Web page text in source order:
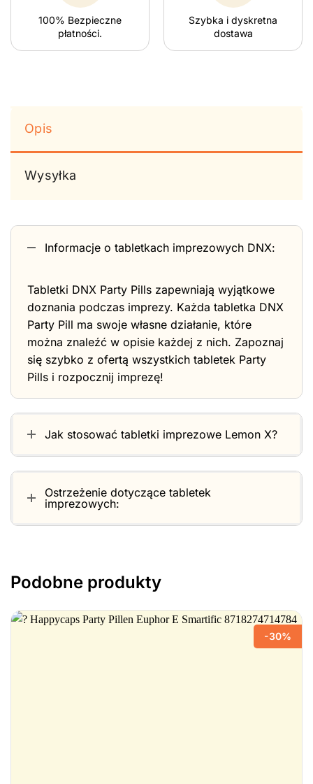
100% Bezpieczne
płatności.
Szybka i dyskretna
dostawa
Opis
Wysyłka
Informacje o tabletkach imprezowych DNX:
Tabletki DNX Party Pills zapewniają wyjątkowe
doznania podczas imprezy. Każda tabletka DNX
Party Pill ma swoje własne działanie, które
można znaleźć w opisie każdej z nich. Zapoznaj
się szybko z ofertą wszystkich tabletek Party
Pills i rozpocznij imprezę!
Jak stosować tabletki imprezowe Lemon X?
Ostrzeżenie dotyczące tabletek
imprezowych:
Podobne produkty
-30%